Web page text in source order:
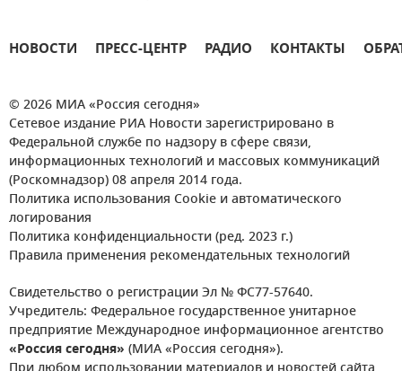
НОВОСТИ ПРЕСС-ЦЕНТР РАДИО КОНТАКТЫ
© 2026 МИА «Россия сегодня»
Сетевое издание РИА Новости зарегистрировано в
Федеральной службе по надзору в сфере связи,
информационных технологий и массовых коммуникаций
(Роскомнадзор) 08 апреля 2014 года.
Политика использования Cookie и автоматического
логирования
Политика конфиденциальности (ред. 2023 г.)
Правила применения рекомендательных технологий
Свидетельство о регистрации Эл № ФС77-57640.
Учредитель: Федеральное государственное унитарное
предприятие Международное информационное агентство
«Россия сегодня» (МИА «Россия сегодня»).